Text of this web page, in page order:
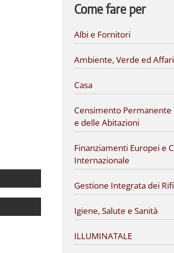
Come fare per
Albi e Fornitori
Ambiente, Verde ed
Casa
Censimento Permanente
e delle Abitazioni
Finanziamenti Europei e
Internazionale
Gestione Integrata dei
Igiene, Salute e Sanità
ILLUMINATALE